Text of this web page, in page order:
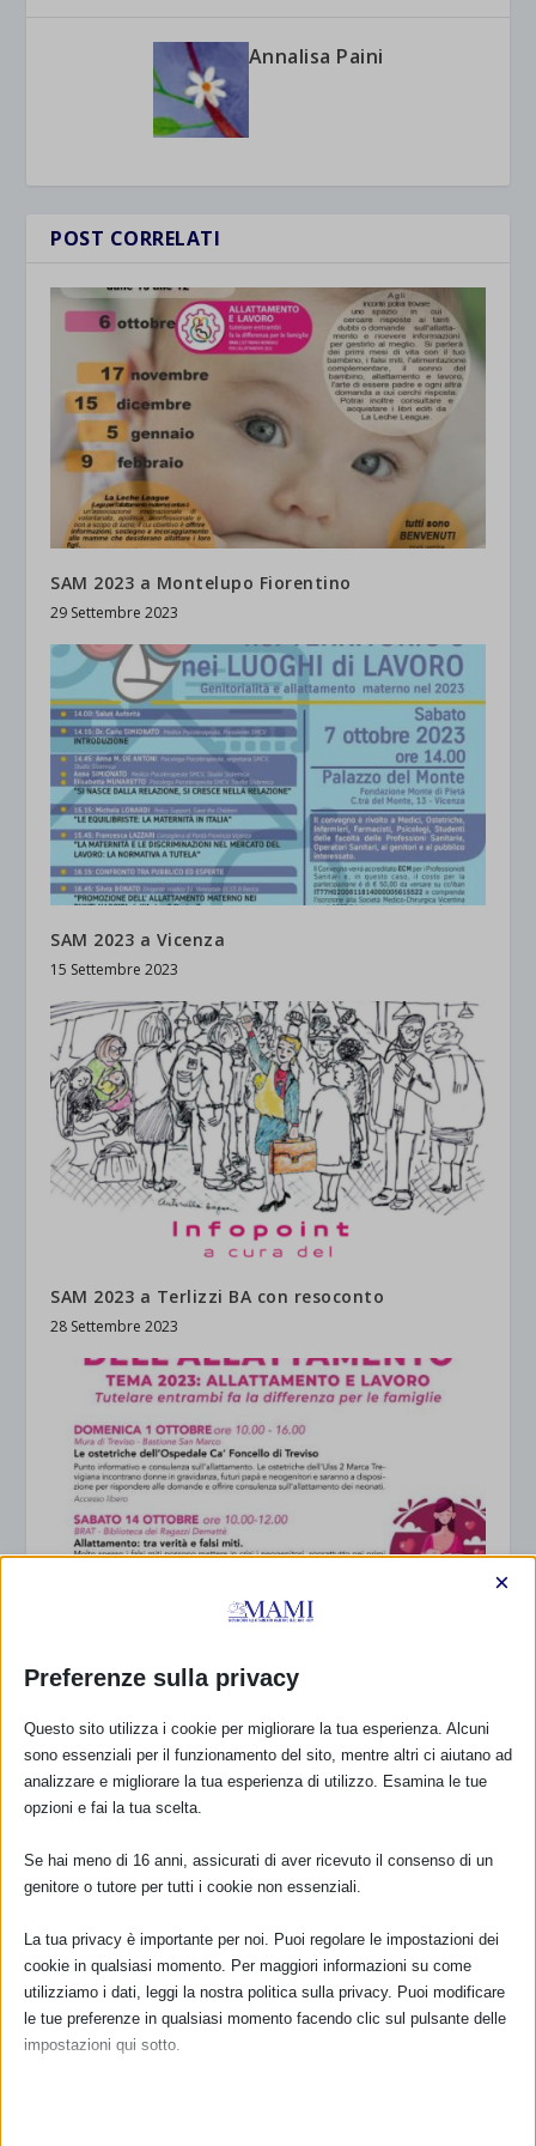
Annalisa Paini
POST CORRELATI
SAM 2023 a Montelupo Fiorentino
29 Settembre 2023
SAM 2023 a Vicenza
15 Settembre 2023
SAM 2023 a Terlizzi BA con resoconto
28 Settembre 2023
10 Ottobre 2023
RISPONDI
Preferenze sulla privacy
×
Questo sito utilizza i cookie per migliorare la tua esperienza. Alcuni
sono essenziali per il funzionamento del sito, mentre altri ci aiutano ad
analizzare e migliorare la tua esperienza di utilizzo. Esamina le tue
opzioni e fai la tua scelta.
Se hai meno di 16 anni, assicurati di aver ricevuto il consenso di un
genitore o tutore per tutti i cookie non essenziali.
La tua privacy è importante per noi. Puoi regolare le impostazioni dei
cookie in qualsiasi momento. Per maggiori informazioni su come
utilizziamo i dati, leggi la nostra politica sulla privacy. Puoi modificare
le tue preferenze in qualsiasi momento facendo clic sul pulsante delle
impostazioni qui sotto.